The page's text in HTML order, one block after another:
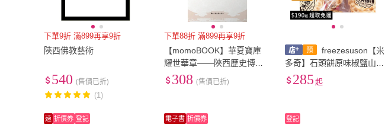
下單9折 滿899再享9折
陝西佛教藝術
540 (售價已折)
(1)
速 折價券 登記
下單88折 滿899再享9折
【momoBOOK】華夏寶庫
耀世華章——陝西歷史博物
館 簡體書(電子書)
308 (售價已折)
電子書 折價券
freezesuson【米
多奇】石頭餅原味椒鹽山西
特產整箱陝西石子饃早餐石
頭烤餅乾年貨零食
285 起
登記